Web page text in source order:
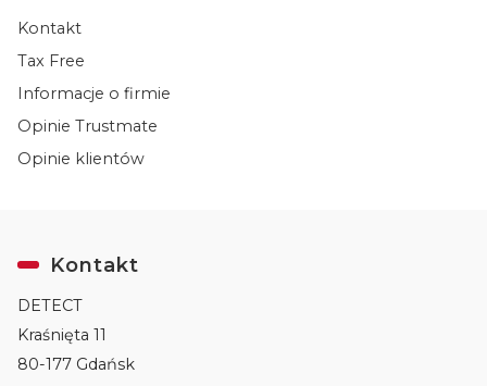
Kontakt
Tax Free
Informacje o firmie
Opinie Trustmate
Opinie klientów
Kontakt
DETECT
Kraśnięta 11
80-177 Gdańsk